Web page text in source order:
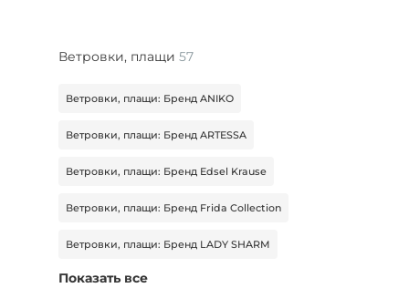
Ветровки, плащи 57
Ветровки, плащи: Бренд ANIKO
Ветровки, плащи: Бренд ARTESSA
Ветровки, плащи: Бренд Edsel Krause
Ветровки, плащи: Бренд Frida Collection
Ветровки, плащи: Бренд LADY SHARM
Ветровки, плащи: Бренд People In Trend
Показать все